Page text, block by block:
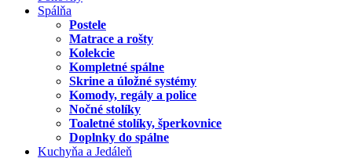
Spálňa
Postele
Matrace a rošty
Kolekcie
Kompletné spálne
Skrine a úložné systémy
Komody, regály a police
Nočné stolíky
Toaletné stolíky, šperkovnice
Doplnky do spálne
Kuchyňa a Jedáleň